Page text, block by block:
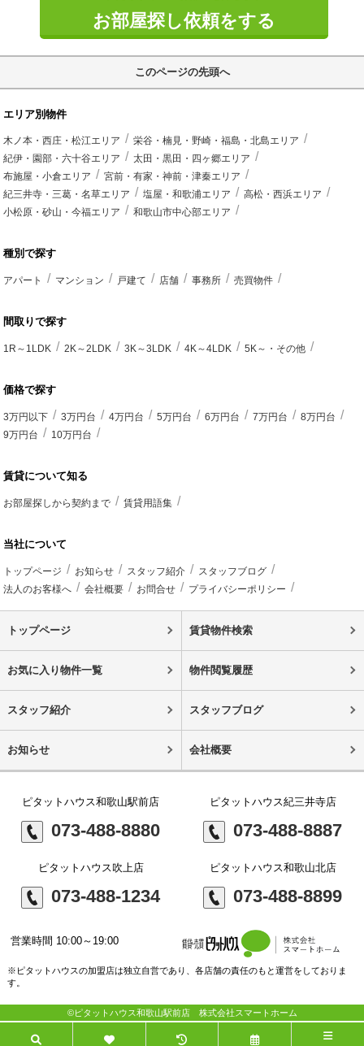
お部屋探し依頼をする
このページの先頭へ
エリア別物件
木ノ本・西庄・松江エリア
栄谷・楠見・野崎・福島・北島エリア
紀伊・園部・六十谷エリア
太田・黒田・四ヶ郷エリア
布施屋・小倉エリア
宮前・有家・神前・津秦エリア
紀三井寺・三葛・名草エリア
塩屋・和歌浦エリア
高松・西浜エリア
小松原・砂山・今福エリア
和歌山市中心部エリア
種別で探す
アパート マンション 戸建て 店舗 事務所 売買物件
間取りで探す
1R～1LDK 2K～2LDK 3K～3LDK 4K～4LDK 5K～・その他
価格で探す
3万円以下 3万円台 4万円台 5万円台 6万円台 7万円台
8万円台
9万円台
10万円台
賃貸について知る
お部屋探しから契約まで 賃貸用語集
当社について
トップページ お知らせ スタッフ紹介
スタッフブログ
法人のお客様へ
会社概要 お問合せ プライバシーポリシー
トップページ 賃貸物件検索
お気に入り物件一覧 物件閲覧履歴
スタッフ紹介 スタッフブログ
お知らせ 会社概要
ピタットハウス和歌山駅前店
073-488-8880
ピタットハウス紀三井寺店
073-488-8887
ピタットハウス吹上店
073-488-1234
ピタットハウス和歌山北店
073-488-8899
営業時間 10:00～19:00
※ピタットハウスの加盟店は独立自営であり、各店舗の責任のもと運営をしておりま
す。
©ピタットハウス和歌山駅前店 株式会社スマートホーム